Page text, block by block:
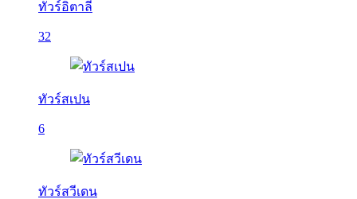
ทัวร์อิตาลี
32
ทัวร์สเปน
6
ทัวร์สวีเดน